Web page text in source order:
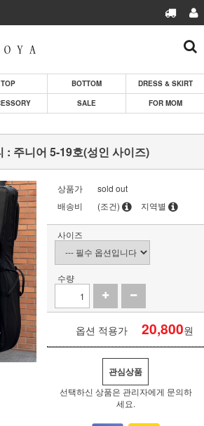
TOP BOTTOM
DRESS & SKIRT
SALE FOR MOM
: 주니어 5-19호(성인 사이즈)
상품가
sold out
배송비
(조건) 지역별
사이즈
수량
옵션 적용가 20,800원
관심상품
선택하신 상품은 관리자에게 문의하
세요.